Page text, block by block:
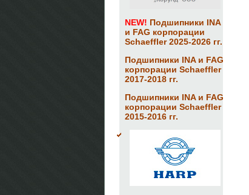
NEW! Подшипники INA
и FAG корпорации
Schaeffler 2025-2026 гг.
Подшипники INA и FAG
корпорации Schaeffler
2017-2018 гг.
Подшипники INA и FAG
корпорации Schaeffler
2015-2016 гг.